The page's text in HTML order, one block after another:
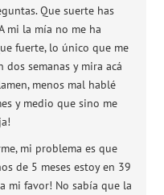
Que suerte has
mi la mía no me ha
fuerte, lo único que me
semanas y mira acá
menos mal hablé
y medio que sino me
mi problema es que
de 5 meses estoy en 39
mi favor! No sabía que la